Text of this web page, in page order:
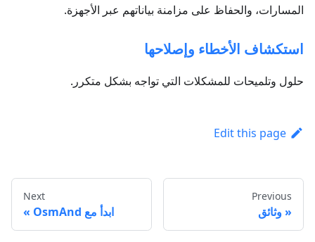
المسارات، والحفاظ على مزامنة بياناتهم عبر الأجهزة.
استكشاف الأخطاء وإصلاحها
حلول وتلميحات للمشكلات التي تواجه بشكل متكرر.
Edit this page
Previous
وثائق
Next
ابدأ مع OsmAnd